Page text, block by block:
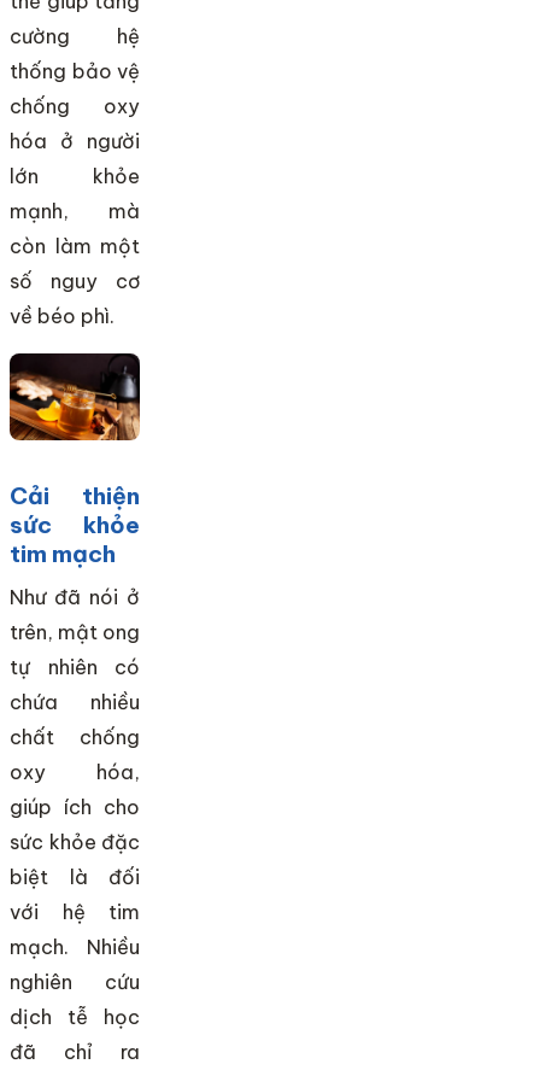
cường hệ
thống bảo vệ
chống oxy
hóa ở người
lớn khỏe
mạnh, mà
còn làm một
số nguy cơ
về béo phì.
Cải thiện
sức khỏe
tim mạch
Như đã nói ở
trên, mật ong
tự nhiên có
chứa nhiều
chất chống
oxy hóa,
giúp ích cho
sức khỏe đặc
biệt là đối
với hệ tim
mạch. Nhiều
nghiên cứu
dịch tễ học
đã chỉ ra